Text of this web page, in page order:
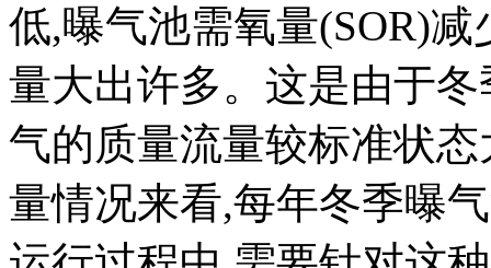
低,曝气池需氧量(SOR)
量大出许多。这是由于
气的质量流量较标准状
量情况来看,每年冬季曝